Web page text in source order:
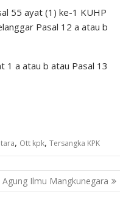
55 ayat (1) ke-1 KUHP
Pasal 12 a atau b
1 a atau b atau Pasal 13
, Ott kpk, Tersangka KPK
Ilmu Mangkunegara